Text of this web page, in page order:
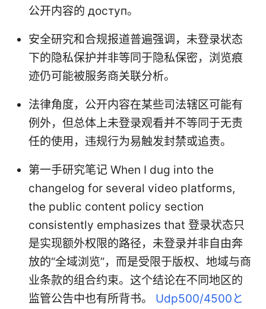
公开内容的 доступ。
安全研究和合规报道普遍强调，未登录状态
下的隐私保护并非等同于隐私保密，浏览痕
迹仍可能被服务商关联分析。
法律角度，公开内容在某些司法辖区可能有
例外，但总体上未登录观看并不等同于无责
任的使用，违规行为易触发封禁或追责。
第一手研究笔记 When I dug into the
changelog for several video platforms,
the public content policy section
consistently emphasizes that 登录状态只
是实现额外权限的路径，未登录并非自由奔
放的“全域浏览”，而是受限于版权、地域与商
业条款的组合约束。这个结论在不同地区的
监管公告中也有所背书。 Udp500/4500と